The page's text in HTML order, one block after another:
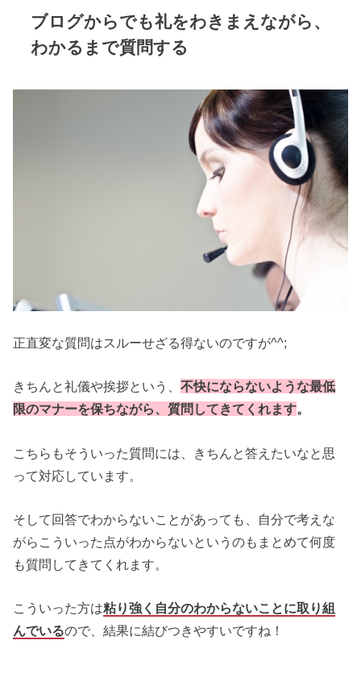
ブログからでも礼をわきまえながら、
わかるまで質問する
正直変な質問はスルーせざる得ないのですが^^;
きちんと礼儀や挨拶という、不快にならないような最低
限のマナーを保ちながら、質問してきてくれます。
こちらもそういった質問には、きちんと答えたいなと思
って対応しています。
そして回答でわからないことがあっても、自分で考えな
がらこういった点がわからないというのもまとめて何度
も質問してきてくれます。
こういった方は粘り強く自分のわからないことに取り組
んでいるので、結果に結びつきやすいですね！